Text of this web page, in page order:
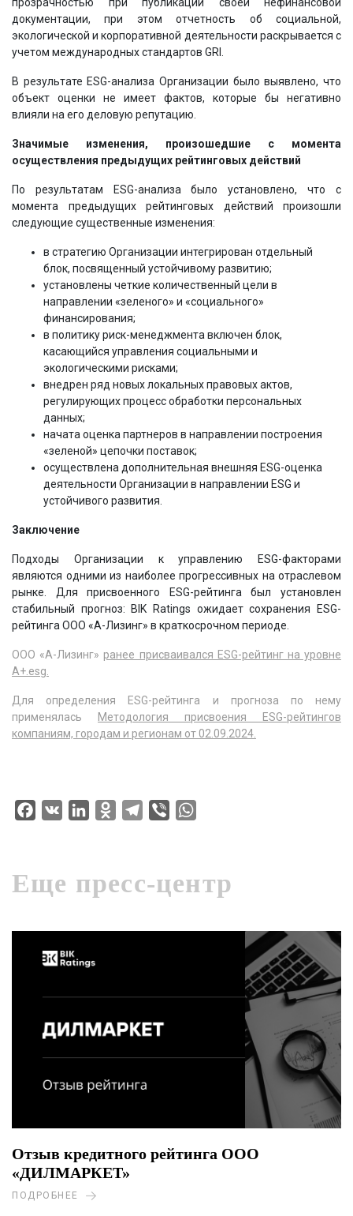
документации, при этом отчетность об социальной,
экологической и корпоративной деятельности раскрывается c
учетом международных стандартов GRI.
В результате ESG-анализа Организации было выявлено, что
объект оценки не имеет фактов, которые бы негативно
влияли на его деловую репутацию.
Значимые изменения, произошедшие с момента
осуществления предыдущих рейтинговых действий
По результатам ESG-анализа было установлено, что с
момента предыдущих рейтинговых действий произошли
следующие существенные изменения:
в стратегию Организации интегрирован отдельный
блок, посвященный устойчивому развитию;
установлены четкие количественный цели в
направлении «зеленого» и «социального»
финансирования;
в политику риск-менеджмента включен блок,
касающийся управления социальными и
экологическими рисками;
внедрен ряд новых локальных правовых актов,
регулирующих процесс обработки персональных
данных;
начата оценка партнеров в направлении построения
«зеленой» цепочки поставок;
осуществлена дополнительная внешняя ESG-оценка
деятельности Организации в направлении ESG и
устойчивого развития.
Заключение
Подходы Организации к управлению ESG-факторами
являются одними из наиболее прогрессивных на отраслевом
рынке. Для присвоенного ESG-рейтинга был установлен
стабильный прогноз: BIK Ratings ожидает сохранения ESG-
рейтинга ООО «А-Лизинг» в краткосрочном периоде.
ООО «А-Лизинг» ранее присваивался ESG-рейтинг на уровне
A+.esg.
Для определения ESG-рейтинга и прогноза по нему
применялась Методология присвоения ESG-рейтингов
компаниям, городам и регионам от 02.09.2024.
Facebook
VK LinkedInOdnoklassniki
Telegram
Viber
Еще пресс-центр
Отзыв кредитного рейтинга ООО
«ДИЛМАРКЕТ»
ПОДРОБНЕЕ